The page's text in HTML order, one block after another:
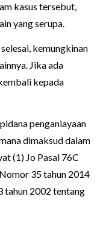
kasus tersebut,
yang serupa.
kemungkinan
Jika ada
kepada
penganiayaan
dimaksud dalam
(1) Jo Pasal 76C
35 tahun 2014
tahun 2002 tentang